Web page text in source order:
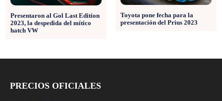
Presentaron al Gol Last Edition
2023, la despedida del mítico
hatch VW
Toyota pone fecha para la
presentación del Prius 2023
PRECIOS OFICIALES